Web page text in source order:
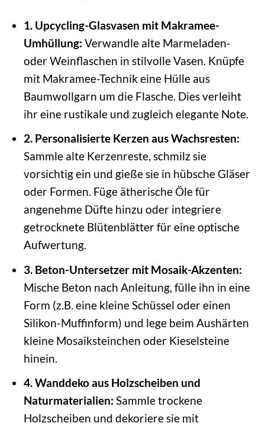
1. Upcycling-Glasvasen mit Makramee-
Umhüllung: Verwandle alte Marmeladen-
oder Weinflaschen in stilvolle Vasen. Knüpfe
mit Makramee-Technik eine Hülle aus
Baumwollgarn um die Flasche. Dies verleiht
ihr eine rustikale und zugleich elegante Note.
2. Personalisierte Kerzen aus Wachsresten:
Sammle alte Kerzenreste, schmilz sie
vorsichtig ein und gieße sie in hübsche Gläser
oder Formen. Füge ätherische Öle für
angenehme Düfte hinzu oder integriere
getrocknete Blütenblätter für eine optische
Aufwertung.
3. Beton-Untersetzer mit Mosaik-Akzenten:
Mische Beton nach Anleitung, fülle ihn in eine
Form (z.B. eine kleine Schüssel oder einen
Silikon-Muffinform) und lege beim Aushärten
kleine Mosaiksteinchen oder Kieselsteine
hinein.
4. Wanddeko aus Holzscheiben und
Naturmaterialien: Sammle trockene
Holzscheiben und dekoriere sie mit